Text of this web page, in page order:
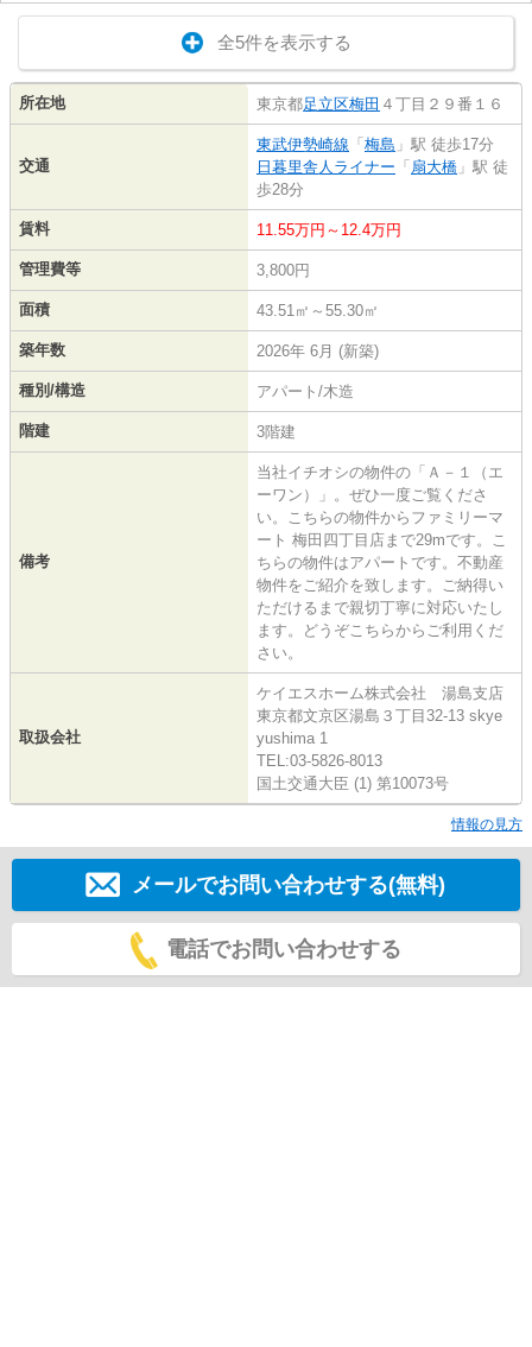
全5件を表示する
所在地 東京都足立区梅田 ４丁目２９番１６
交通
東武伊勢崎線 「 梅島 」駅 徒歩17分
日暮里舎人ライナー 「 扇大橋 」駅 徒
歩28分
賃料 11.55万円～12.4万円
管理費等 3,800円
面積 43.51㎡～55.30㎡
築年数 2026年 6月 (新築)
種別/構造 アパート/木造
階建 3階建
備考
当社イチオシの物件の「Ａ－１（エ
ーワン）」。ぜひ一度ご覧くださ
い。こちらの物件からファミリーマ
ート 梅田四丁目店まで29mです。こ
ちらの物件はアパートです。不動産
物件をご紹介を致します。ご納得い
ただけるまで親切丁寧に対応いたし
ます。どうぞこちらからご利用くだ
さい。
取扱会社
ケイエスホーム株式会社 湯島支店
東京都文京区湯島３丁目32-13 skye
yushima 1
TEL:03-5826-8013
国土交通大臣 (1) 第10073号
情報の見方
メールでお問い合わせする(無料)
電話でお問い合わせする